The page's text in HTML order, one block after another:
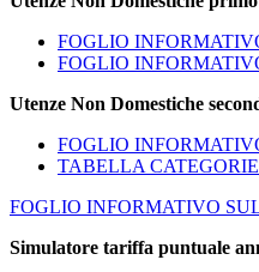
FOGLIO
FOGLIO
Utenze Non Domestiche
FOGLIO
TABELLA
FOGLIO INFORMATIVO
Simulatore tariffa puntuale